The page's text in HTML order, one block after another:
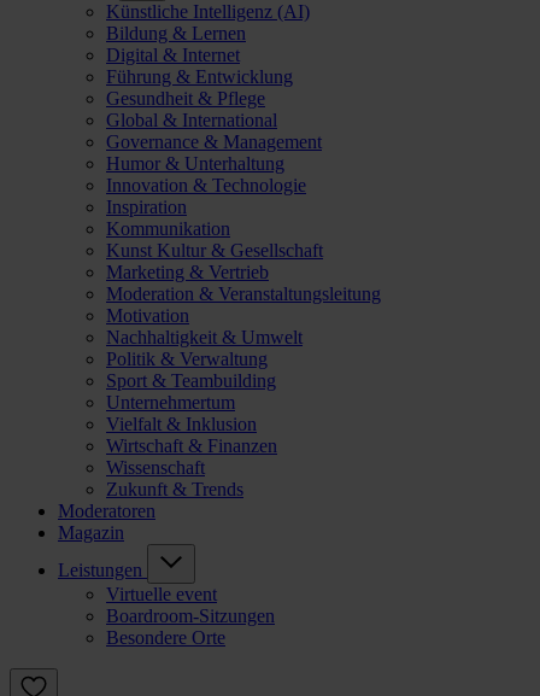
Künstliche Intelligenz (AI)
Bildung & Lernen
Digital & Internet
Führung & Entwicklung
Gesundheit & Pflege
Global & International
Governance & Management
Humor & Unterhaltung
Innovation & Technologie
Inspiration
Kommunikation
Kunst Kultur & Gesellschaft
Marketing & Vertrieb
Moderation & Veranstaltungsleitung
Motivation
Nachhaltigkeit & Umwelt
Politik & Verwaltung
Sport & Teambuilding
Unternehmertum
Vielfalt & Inklusion
Wirtschaft & Finanzen
Wissenschaft
Zukunft & Trends
Moderatoren
Magazin
Leistungen
Virtuelle event
Boardroom-Sitzungen
Besondere Orte